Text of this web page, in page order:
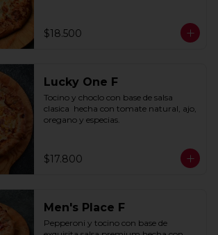
$18.500
Lucky One F
Tocino y choclo con base de salsa
clasica  hecha con tomate natural, ajo,
oregano y especias.
$17.800
Men's Place F
Pepperoni y tocino con base de